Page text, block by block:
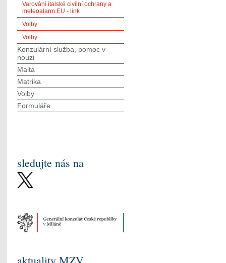
Varování italské civilní ochrany a
meteoalarm EU - link
Volby
Volby
Konzulární služba, pomoc v
nouzi
Malta
Matrika
Volby
Formuláře
sledujte nás na